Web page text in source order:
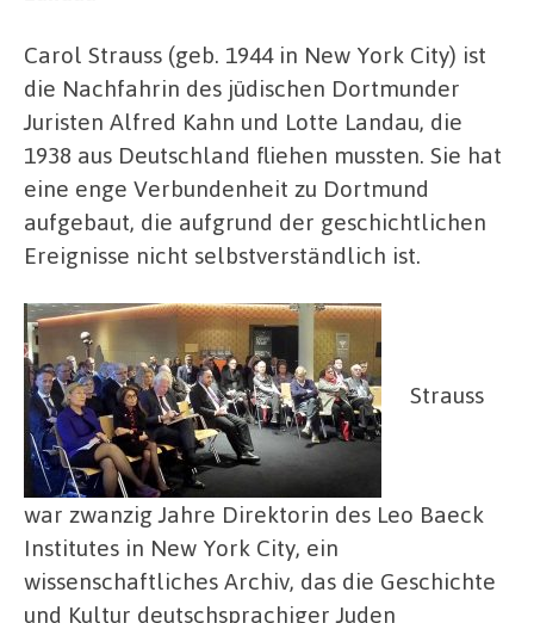
Carol Strauss (geb. 1944 in New York City) ist
die Nachfahrin des jüdischen Dortmunder
Juristen Alfred Kahn und Lotte Landau, die
1938 aus Deutschland fliehen mussten. Sie hat
eine enge Verbundenheit zu Dortmund
aufgebaut, die aufgrund der geschichtlichen
Ereignisse nicht selbstverständlich ist.
Strauss
war zwanzig Jahre Direktorin des Leo Baeck
Institutes in New York City, ein
wissenschaftliches Archiv, das die Geschichte
und Kultur deutschsprachiger Juden